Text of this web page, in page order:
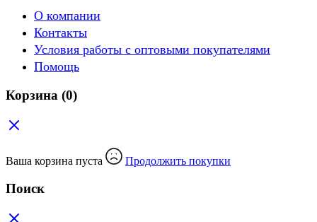
О компании
Контакты
Условия работы с оптовыми покупателями
Помощь
Корзина (0)
Ваша корзина пуста Продолжить покупки
Поиск